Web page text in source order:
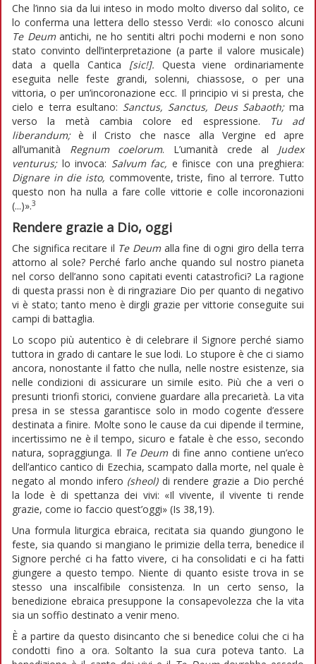
Che l’inno sia da lui inteso in modo molto diverso dal solito, ce
lo conferma una lettera dello stesso Verdi: «Io conosco alcuni
Te Deumantichi, ne ho sentiti altri pochi moderni e non sono
stato convinto dell’interpretazione (a parte il valore musicale)
data a quella Cantica [sic!]. Questa viene ordinariamente
eseguita nelle feste grandi, solenni, chiassose, o per una
vittoria, o per un’incoronazione ecc. Il principio vi si presta, che
cielo e terra esultano: Sanctus, Sanctus, Deus Sabaoth;ma
verso la metà cambia colore ed espressione.
Tu ad
liberandum;è il Cristo che nasce alla Vergine ed apre
all’umanità Regnum coelorum. L’umanità crede al Judex
venturus;lo invoca: Salvum fac, e finisce con una preghiera:
Dignare in die isto, commovente, triste, fino al terrore. Tutto
questo non ha nulla a fare colle vittorie e colle incoronazioni
(...)».3
Rendere grazie a Dio, oggi
Che significa recitare il Te Deumalla fine di ogni giro della terra
attorno al sole? Perché farlo anche quando sul nostro pianeta
nel corso dell’anno sono capitati eventi catastrofici? La ragione
di questa prassi non è di ringraziare Dio per quanto di negativo
vi è stato; tanto meno è dirgli grazie per vittorie conseguite sui
campi di battaglia.
Lo scopo più autentico è di celebrare il Signore perché siamo
tuttora in grado di cantare le sue lodi. Lo stupore è che ci siamo
ancora, nonostante il fatto che nulla, nelle nostre esistenze, sia
nelle condizioni di assicurare un simile esito. Più che a veri o
presunti trionfi storici, conviene guardare alla precarietà. La vita
presa in se stessa garantisce solo in modo cogente d’essere
destinata a finire. Molte sono le cause da cui dipende il termine,
incertissimo ne è il tempo, sicuro e fatale è che esso, secondo
natura, sopraggiunga. Il Te Deumdi fine anno contiene un’eco
dell’antico cantico di Ezechia, scampato dalla morte, nel quale è
negato al mondo infero (sheol)di rendere grazie a Dio perché
la lode è di spettanza dei vivi: «Il vivente, il vivente ti rende
grazie, come io faccio quest’oggi» (Is 38,19).
Una formula liturgica ebraica, recitata sia quando giungono le
feste, sia quando si mangiano le primizie della terra, benedice il
Signore perché ci ha fatto vivere, ci ha consolidati e ci ha fatti
giungere a questo tempo. Niente di quanto esiste trova in se
stesso una inscalfibile consistenza. In un certo senso, la
benedizione ebraica presuppone la consapevolezza che la vita
sia un soffio destinato a venir meno.
È a partire da questo disincanto che si benedice colui che ci ha
condotti fino a ora. Soltanto la sua cura poteva tanto. La